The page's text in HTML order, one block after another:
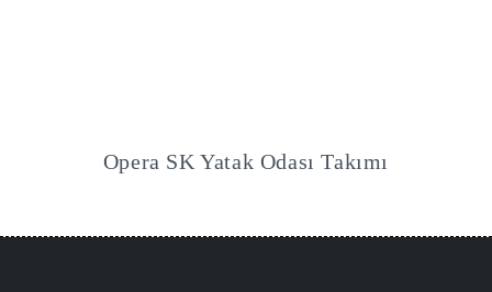
Opera SK Yatak Odası Takımı